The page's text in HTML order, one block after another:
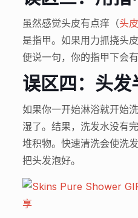
虽然感觉头皮有点痒（头
是指甲。如果用力抓挠头
便说一句，你的指甲下会有
误区四：头发
如果你一开始淋浴就开始
湿了。结果，洗发水没有
堆积物。快速清洗会使洗
把头发泡好。